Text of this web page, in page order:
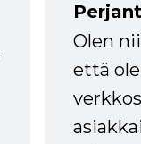
Olen
että